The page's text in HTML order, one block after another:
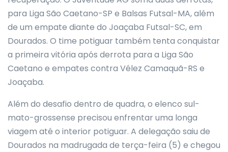
para Liga São Caetano-SP e Balsas Futsal-MA, além
de um empate diante do Joaçaba Futsal-SC, em
Dourados. O time potiguar também tenta conquistar
a primeira vitória após derrota para a Liga São
Caetano e empates contra Vélez Camaquã-RS e
Joaçaba.
Além do desafio dentro de quadra, o elenco sul-
mato-grossense precisou enfrentar uma longa
viagem até o interior potiguar. A delegação saiu de
Dourados na madrugada de terça-feira (5) e chegou